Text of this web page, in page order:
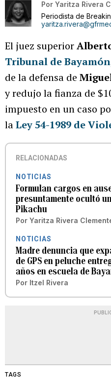
Por Yaritza Rivera
Periodista de
El juez superior
Tribunal de Bayamón
de la defensa de
y redujo la fianza de
impuesto en un caso
laLey 54-1989 de
RELACIONADAS
NOTICIAS
Formulan cargos en
presuntamente ocultó
Pikachu
Por Yaritza Rivera
NOTICIAS
Madre denuncia que
de GPS en peluche
años en escuela de
Por Itzel Rivera
TAGS